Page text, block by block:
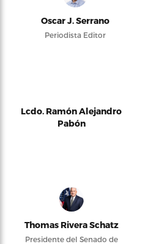
Oscar J. Serrano
Periodista Editor
Lcdo. Ramón Alejandro
Pabón
Thomas Rivera Schatz
Presidente del Senado de